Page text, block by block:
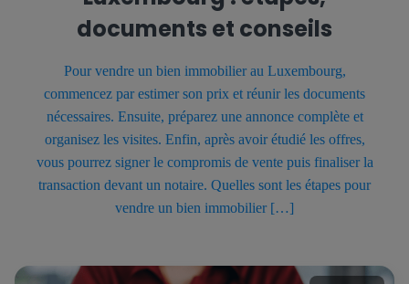
documents et conseils
Pour vendre un bien immobilier au Luxembourg,
commencez par estimer son prix et réunir les documents
nécessaires. Ensuite, préparez une annonce complète et
organisez les visites. Enfin, après avoir étudié les offres,
vous pourrez signer le compromis de vente puis finaliser la
transaction devant un notaire. Quelles sont les étapes pour
vendre un bien immobilier […]